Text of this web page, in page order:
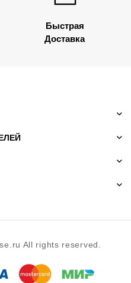
Быстрая
Доставка
All rights reserved.